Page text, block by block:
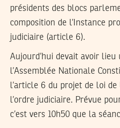
présidents des blocs
composition de l’Instance
judiciaire (article 6).
Aujourd’hui devait avoir
l’Assemblée Nationale
l’article 6 du projet de loi de
l’ordre judiciaire. Prévue
c’est vers 10h50 que la